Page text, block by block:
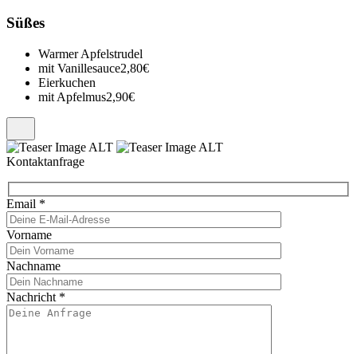
Süßes
Warmer Apfelstrudel
mit Vanillesauce2,80€
Eierkuchen
mit Apfelmus2,90€
Kontaktanfrage
Email *
Vorname
Nachname
Nachricht *